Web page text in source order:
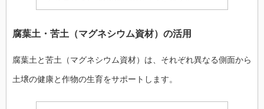
腐葉土・苦土（マグネシウム資材）の活用
腐葉土と苦土（マグネシウム資材）は、それぞれ異なる側面から
土壌の健康と作物の生育をサポートします。